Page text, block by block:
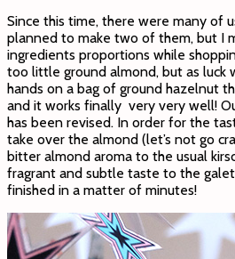
Since this time, there were many of
planned to make two of them, but I
ingredients proportions while
too little ground almond, but as luck
hands on a bag of ground hazelnut
and it works finally very very well!
has been revised. In order for the
take over the almond (let’s not go
bitter almond aroma to the usual
fragrant and subtle taste to the
finished in a matter of minutes!